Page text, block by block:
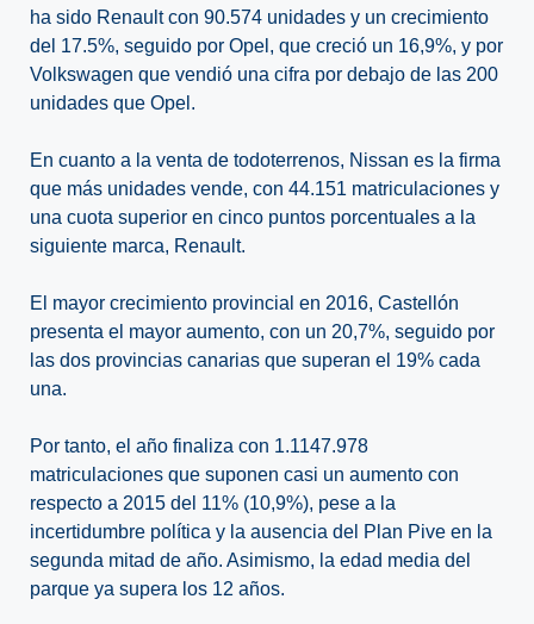
ha sido Renault con 90.574 unidades y un crecimiento
del 17.5%, seguido por Opel, que creció un 16,9%, y por
Volkswagen que vendió una cifra por debajo de las 200
unidades que Opel.
En cuanto a la venta de todoterrenos, Nissan es la firma
que más unidades vende, con 44.151 matriculaciones y
una cuota superior en cinco puntos porcentuales a la
siguiente marca, Renault.
El mayor crecimiento provincial en 2016, Castellón
presenta el mayor aumento, con un 20,7%, seguido por
las dos provincias canarias que superan el 19% cada
una.
Por tanto, el año finaliza con 1.1147.978
matriculaciones que suponen casi un aumento con
respecto a 2015 del 11% (10,9%), pese a la
incertidumbre política y la ausencia del Plan Pive en la
segunda mitad de año. Asimismo, la edad media del
parque ya supera los 12 años.